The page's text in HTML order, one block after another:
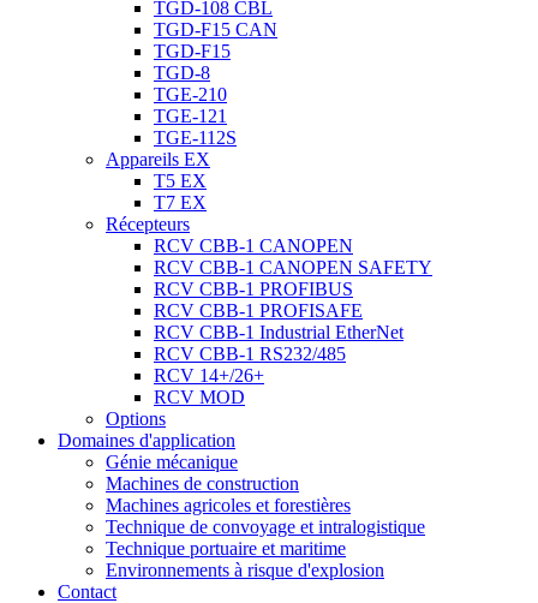
TGD-108 CBL
TGD-F15 CAN
TGD-F15
TGD-8
TGE-210
TGE-121
TGE-112S
Appareils EX
T5 EX
T7 EX
Récepteurs
RCV CBB-1 CANOPEN
RCV CBB-1 CANOPEN SAFETY
RCV CBB-1 PROFIBUS
RCV CBB-1 PROFISAFE
RCV CBB-1 Industrial EtherNet
RCV CBB-1 RS232/485
RCV 14+/26+
RCV MOD
Options
Domaines d'application
Génie mécanique
Machines de construction
Machines agricoles et forestières
Technique de convoyage et intralogistique
Technique portuaire et maritime
Environnements à risque d'explosion
Contact